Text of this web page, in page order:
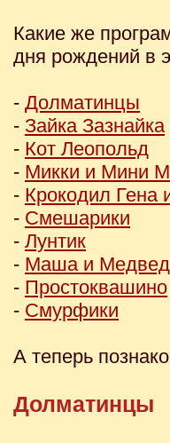
Какие же
дня рождений в
- Долматинцы
- Зайка Зазнайка
- Кот Леопольд
- Микки и Мини
- Крокодил Гена
- Смешарики
- Лунтик
- Маша и
- Простоквашино
- Смурфики
А теперь
Долматинцы